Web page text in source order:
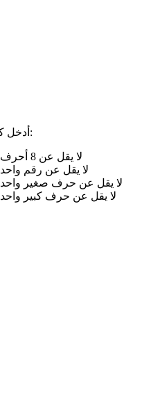
أدخل كلمة المرور. يجب أن يحتوي على:
لا يقل عن 8 أحرف
لا يقل عن رقم واحد
لا يقل عن حرف صغير واحد
لا يقل عن حرف كبير واحد